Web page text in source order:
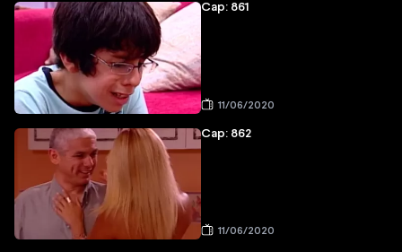
Cap: 861
11/06/2020
Cap: 862
11/06/2020